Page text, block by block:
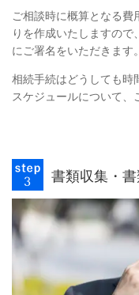
ご相談時に概算となる
りを作成いたしますの
にご署名をいただきます。
相続手続はどうしても時
スケジュールについて、
書類収集・